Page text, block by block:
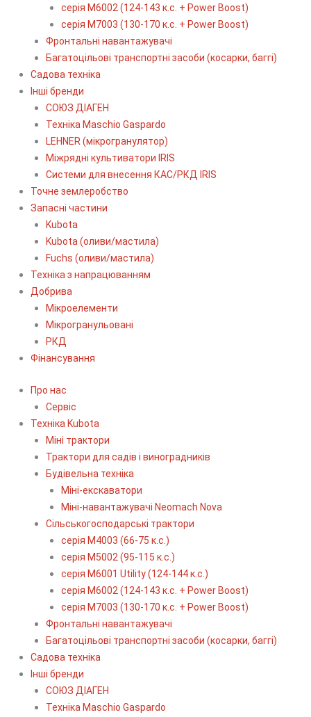
серія М6002 (124-143 к.с. + Power Boost)
серія М7003 (130-170 к.с. + Power Boost)
Фронтальні навантажувачі
Багатоцільові транспортні засоби (косарки, баггі)
Садова техніка
Інші бренди
СОЮЗ ДІАГЕН
Техніка Maschio Gaspardo
LEHNER (мікрогранулятор)
Міжрядні культиватори IRIS
Системи для внесення КАС/РКД IRIS
Точне землеробство
Запасні частини
Kubota
Kubota (оливи/мастила)
Fuchs (оливи/мастила)
Техніка з напрацюванням
Добрива
Мікроелементи
Мікрогранульовані
РКД
Фінансування
Про нас
Сервіс
Технiка Kubota
Міні трактори
Трактори для садів і виноградників
Будівельна техніка
Міні-екскаватори
Міні-навантажувачі Neomach Nova
Сільськогосподарські трактори
серія М4003 (66-75 к.с.)
серія М5002 (95-115 к.с.)
серія M6001 Utility (124-144 к.с.)
серія М6002 (124-143 к.с. + Power Boost)
серія М7003 (130-170 к.с. + Power Boost)
Фронтальні навантажувачі
Багатоцільові транспортні засоби (косарки, баггі)
Садова техніка
Інші бренди
СОЮЗ ДІАГЕН
Техніка Maschio Gaspardo